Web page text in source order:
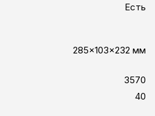
Есть
285x103x232 мм
3570
40